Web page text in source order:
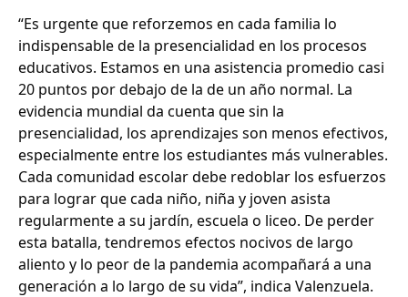
“Es urgente que reforzemos en cada familia lo
indispensable de la presencialidad en los procesos
educativos. Estamos en una asistencia promedio casi
20 puntos por debajo de la de un año normal. La
evidencia mundial da cuenta que sin la
presencialidad, los aprendizajes son menos efectivos,
especialmente entre los estudiantes más vulnerables.
Cada comunidad escolar debe redoblar los esfuerzos
para lograr que cada niño, niña y joven asista
regularmente a su jardín, escuela o liceo. De perder
esta batalla, tendremos efectos nocivos de largo
aliento y lo peor de la pandemia acompañará a una
generación a lo largo de su vida”, indica Valenzuela.